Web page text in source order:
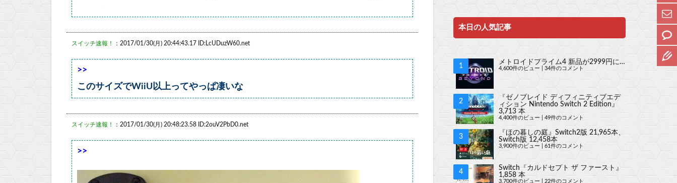
スイッチ速報！ ：2017/01/30(月) 20:44:43.17 ID:LcUDuzW60.net
>>
このサイズでWiiU以上ってやっぱ凄いな
スイッチ速報！ ：2017/01/30(月) 20:48:23.58 ID:2ouV2PbD0.net
>>
本日の人気記事
メトロイドプライム4 新品が2999円に…
4,600件のビュー 34件のコメント
『ゼノブレイド ディフィニティブエデ
ィション Nintendo Switch 2 Edition』
3,713 本
4,400件のビュー|49件のコメント
『ほの暮しの庭』Switch2版 21,965本、
Switch版 12,458本
3,900件のビュー 61件のコメント
Switch『カルドセプト ザ ファースト』
1,858 本
3,700件のビュー 22件のコメント